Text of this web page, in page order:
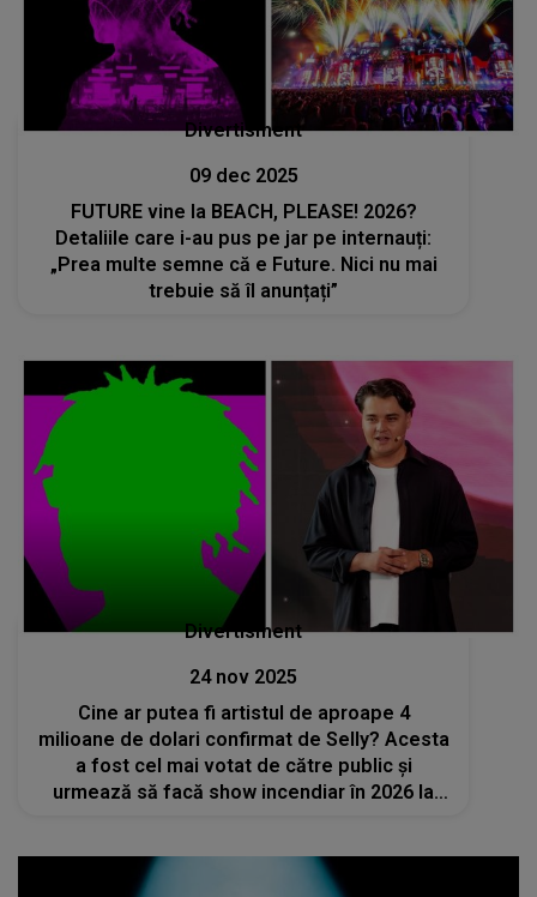
Divertisment
09 dec 2025
FUTURE vine la BEACH, PLEASE! 2026?
Detaliile care i-au pus pe jar pe internauți:
„Prea multe semne că e Future. Nici nu mai
trebuie să îl anunțați”
Divertisment
24 nov 2025
Cine ar putea fi artistul de aproape 4
milioane de dolari confirmat de Selly? Acesta
a fost cel mai votat de către public și
urmează să facă show incendiar în 2026 la